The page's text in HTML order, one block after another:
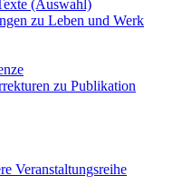
(Auswahl)
zu Leben und Werk
zu Publikation
Veranstaltungsreihe